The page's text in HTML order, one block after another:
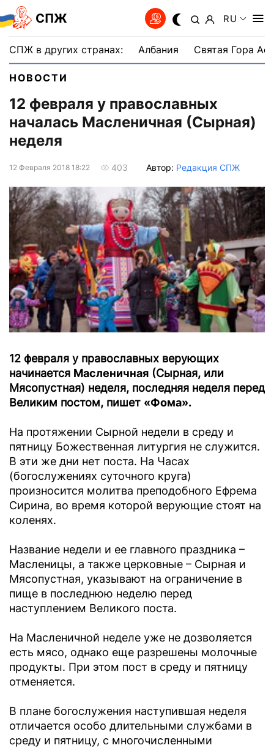
СПЖ RU
СПЖ в других странах: Албания Святая Гора
НОВОСТИ
12 февраля у православных
началась Масленичная (Сырная)
неделя
12 Февраля 2018 18:22 403 Автор: Редакция СПЖ
12 февраля у православных верующих
начинается Масленичная (Сырная, или
Мясопустная) неделя, последняя неделя перед
Великим постом, пишет «Фома».
На протяжении Сырной недели в среду и
пятницу Божественная литургия не служится.
В эти же дни нет поста. На Часах
(богослужениях суточного круга)
произносится молитва преподобного Ефрема
Сирина, во время которой верующие стоят на
коленях.
Название недели и ее главного праздника –
Масленицы, а также церковные – Сырная и
Мясопустная, указывают на ограничение в
пище в последнюю неделю перед
наступлением Великого поста.
На Масленичной неделе уже не дозволяется
есть мясо, однако еще разрешены молочные
продукты. При этом пост в среду и пятницу
отменяется.
В плане богослужения наступившая неделя
отличается особо длительными службами в
среду и пятницу, с многочисленными